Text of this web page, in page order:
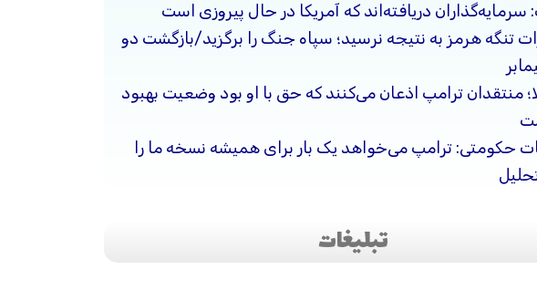
سرمایه‌گذاران دریافته‌اند که آمریکا در حال پیروزی است
تنگه هرمز به نتیجه نرسید؛ سپاه جنگ را برگزید/بازگشت دو
منتقدان ترامپ اذعان می‌کنند که حق با او بود وضعیت بهبود
حکومتی: ترامپ می‌خواهد یک بار برای همیشه نسخه ما را
تبلیغات